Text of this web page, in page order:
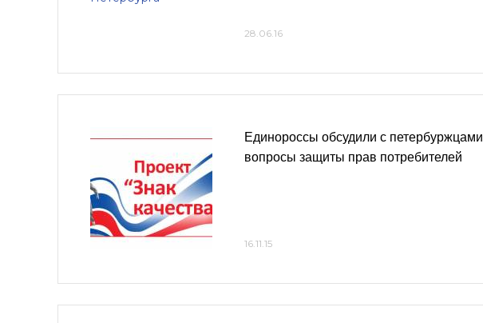
28.06.16
Единороссы обсудили с петербуржцами
вопросы защиты прав потребителей
16.11.15